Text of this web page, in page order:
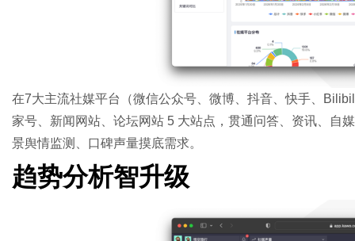
在7大主流社媒平台（微信公众号、微博、抖音、快手、
家号、新闻网站、论坛网站 5 大站点，贯通问答、资讯、自
景舆情监测、口碑声量摸底需求。
趋势分析智升级